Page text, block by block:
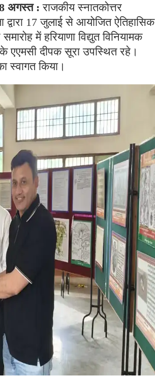
8 अगस्त :राजकीय स्नातकोत्तर
द्वारा 17 जुलाई से आयोजित ऐतिहासिक
में हरियाणा विद्युत विनियामक
दीपक सूरा उपस्थित रहे।
स्वागत किया।